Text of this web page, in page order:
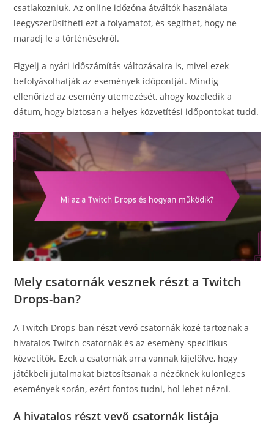
csatlakozniuk. Az online időzóna átváltók használata
leegyszerűsítheti ezt a folyamatot, és segíthet, hogy ne
maradj le a történésekről.
Figyelj a nyári időszámítás változásaira is, mivel ezek
befolyásolhatják az események időpontját. Mindig
ellenőrizd az esemény ütemezését, ahogy közeledik a
dátum, hogy biztosan a helyes közvetítési időpontokat tudd.
Mely csatornák vesznek részt a Twitch
Drops-ban?
A Twitch Drops-ban részt vevő csatornák közé tartoznak a
hivatalos Twitch csatornák és az esemény-specifikus
közvetítők. Ezek a csatornák arra vannak kijelölve, hogy
játékbeli jutalmakat biztosítsanak a nézőknek különleges
események során, ezért fontos tudni, hol lehet nézni.
A hivatalos részt vevő csatornák listája